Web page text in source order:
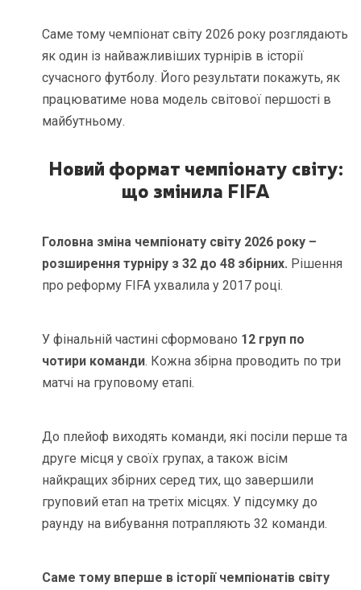
Саме тому чемпіонат світу 2026 року розглядають
як один із найважливіших турнірів в історії
сучасного футболу. Його результати покажуть, як
працюватиме нова модель світової першості в
майбутньому.
Новий формат чемпіонату світу:
що змінила FIFA
Головна зміна чемпіонату світу 2026 року –
розширення турніру з 32 до 48 збірних. Рішення
про реформу FIFA ухвалила у 2017 році.
У фінальній частині сформовано 12 груп по
чотири команди. Кожна збірна проводить по три
матчі на груповому етапі.
До плейоф виходять команди, які посіли перше та
друге місця у своїх групах, а також вісім
найкращих збірних серед тих, що завершили
груповий етап на третіх місцях. У підсумку до
раунду на вибування потрапляють 32 команди.
Саме тому вперше в історії чемпіонатів світу